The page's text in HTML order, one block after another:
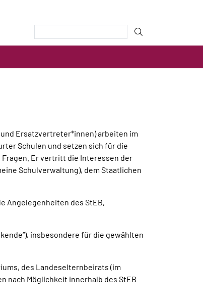
Ersatzvertreter*innen) arbeiten im
Schulen und setzen sich für die
Er vertritt die Interessen der
Schulverwaltung), dem Staatlichen
Angelegenheiten des StEB,
insbesondere für die gewählten
des Landeselternbeirats (im
nach Möglichkeit innerhalb des StEB